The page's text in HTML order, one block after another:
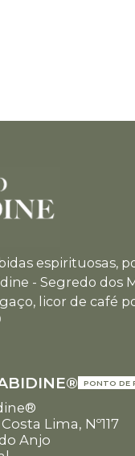
espirituosas,
- Segredo dos
licor de café
PONTO DE
Lima, Nº117
Anjo